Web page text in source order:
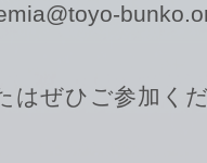
たはぜひご参加く